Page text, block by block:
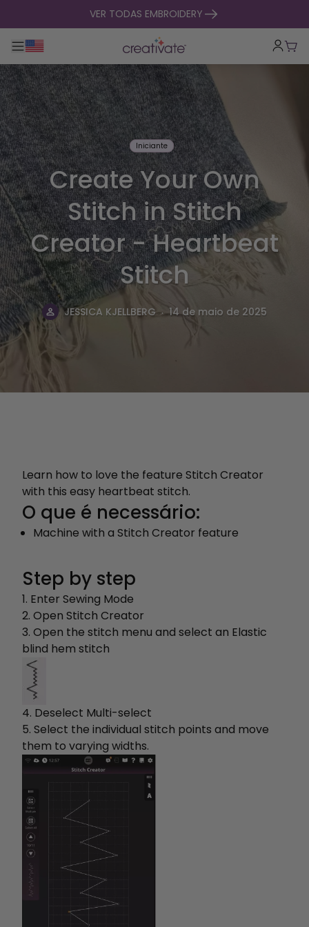
saltar para o conteúdoVER TODAS EMBROIDERY
Alternar entre navegação principal
Iniciante
Create Your Own
Stitch in Stitch
Creator - Heartbeat
Stitch
JESSICA KJELLBERG . 14 de maio de 2025
Learn how to love the feature Stitch Creator
with this easy heartbeat stitch.
O que é necessário:
Machine with a Stitch Creator feature
Step by step
1. Enter Sewing Mode
2. Open Stitch Creator
3. Open the stitch menu and select an Elastic
blind hem stitch
4. Deselect Multi-select
5. Select the individual stitch points and move
them to varying widths.